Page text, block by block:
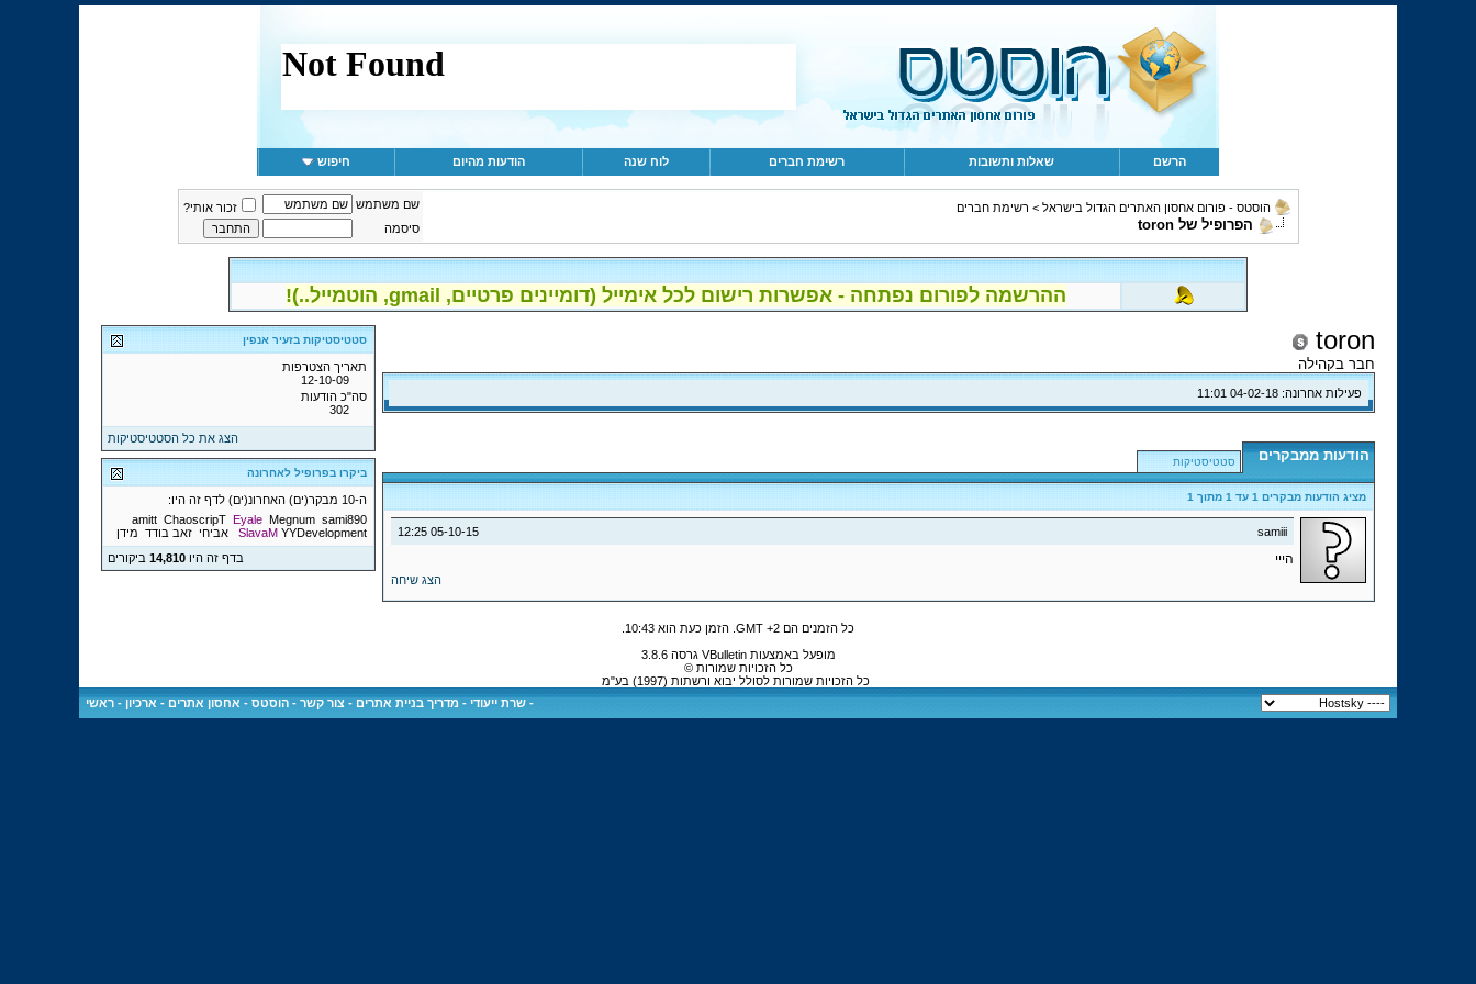
הרשם שאלות ותשובות רשימת חברים לוח שנה הודעות מהיום חיפוש
הוסטס - פורום אחסון האתרים הגדול בישראל > רשימת חברים
הפרופיל של toron
שם משתמש
זכור אותי?
סיסמה
ההרשמה לפורום נפתחה - אפשרות רישום לכל אימייל (דומיינים פרטיים, gmail, הוטמייל..)!
toron
חבר בקהילה
פעילות אחרונה: 11:01
הודעות ממבקרים סטטיסטיקות
מציג הודעות מבקרים 1 עד 1מתוך 1
05-10-15
12:25 samiii
הייי
הצג שיחה
סטטיסטיקות בזעיר אנפין
תאריך הצטרפות
12-10-09
סה"כ הודעות
302
הצג את כל הסטטיסטיקות
ביקרו בפרופיל לאחרונה
ה-10 מבקר(ים) האחרונ(ים) לדף זה היו:
amitt ChaoscripT Eyale Megnum sami890
SlavaM YYDevelopment אביחי זאב בודד מידן
בדף זה היו14,810 ביקורים
כל הזמנים הם GMT +2. הזמן כעת הוא 10:43
מופעל באמצעות VBulletin גרסה 3.8.6
כל הזכויות שמורות ©
כל הזכויות שמורות לסולל יבוא ורשתות (1997) בע"מ
- שרת ייעודי - מדריך בניית אתרים - צור קשר - הוסטס - אחסון אתרים - ארכיון - ראשי